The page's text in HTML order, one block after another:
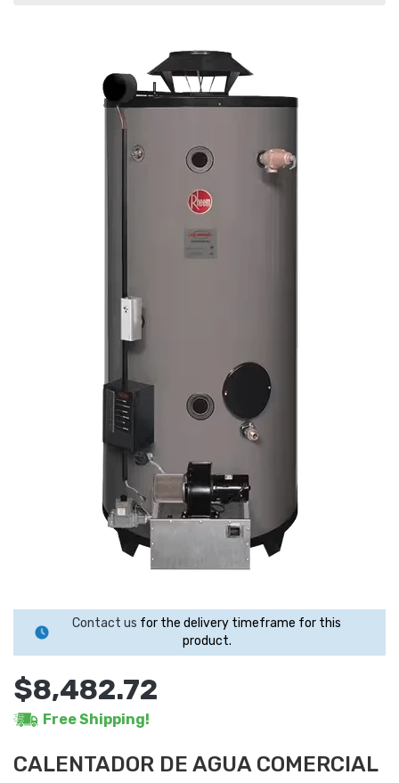
Contact us for the delivery timeframe for this
product.
$8,482.72
Free Shipping!
CALENTADOR DE AGUA COMERCIAL